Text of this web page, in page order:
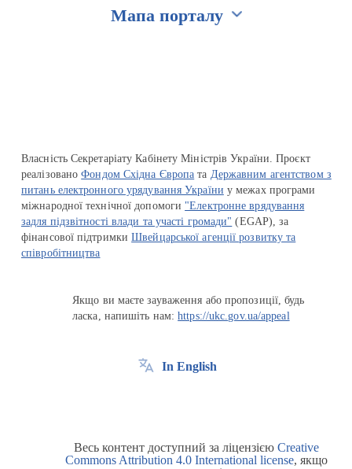
Мапа порталу
Власність Секретаріату Кабінету Міністрів України. Проєкт
реалізованоФондом Східна Європа та Державним агентством з
питань електронного урядування України у межах програми
міжнародної технічної допомоги "Електронне врядування
задля підзвітності влади та участі громади" (EGAP), за
фінансової підтримкиШвейцарської агенції розвитку та
співробітництва
Якщо ви маєте зауваження або пропозиції, будь
ласка, напишіть нам:https://ukc.gov.ua/appeal
In English
Весь контент доступний за ліцензією Creative
Commons Attribution 4.0 International license, якщо